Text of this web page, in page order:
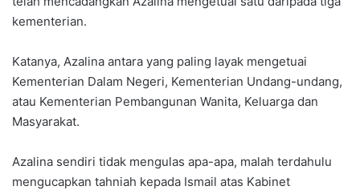
kementerian.
Katanya, Azalina antara yang paling layak mengetuai
Kementerian Dalam Negeri, Kementerian Undang-undang,
atau Kementerian Pembangunan Wanita, Keluarga dan
Masyarakat.
Azalina sendiri tidak mengulas apa-apa, malah terdahulu
mengucapkan tahniah kepada Ismail atas Kabinet